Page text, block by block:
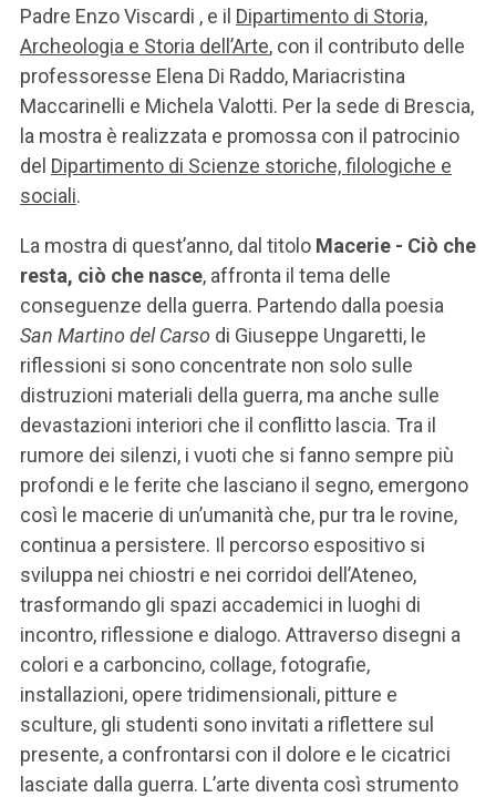
Padre Enzo Viscardi , e il Dipartimento di Storia,
Archeologia e Storia dell’Arte, con il contributo delle
professoresse Elena Di Raddo, Mariacristina
Maccarinelli e Michela Valotti. Per la sede di Brescia,
la mostra è realizzata e promossa con il patrocinio
del Dipartimento di Scienze storiche, filologiche e
sociali.
La mostra di quest’anno, dal titolo Macerie - Ciò che
resta, ciò che nasce, affronta il tema delle
conseguenze della guerra. Partendo dalla poesia
San Martino del Carso di Giuseppe Ungaretti, le
riflessioni si sono concentrate non solo sulle
distruzioni materiali della guerra, ma anche sulle
devastazioni interiori che il conflitto lascia. Tra il
rumore dei silenzi, i vuoti che si fanno sempre più
profondi e le ferite che lasciano il segno, emergono
così le macerie di un’umanità che, pur tra le rovine,
continua a persistere. Il percorso espositivo si
sviluppa nei chiostri e nei corridoi dell’Ateneo,
trasformando gli spazi accademici in luoghi di
incontro, riflessione e dialogo. Attraverso disegni a
colori e a carboncino, collage, fotografie,
installazioni, opere tridimensionali, pitture e
sculture, gli studenti sono invitati a riflettere sul
presente, a confrontarsi con il dolore e le cicatrici
lasciate dalla guerra. L’arte diventa così strumento